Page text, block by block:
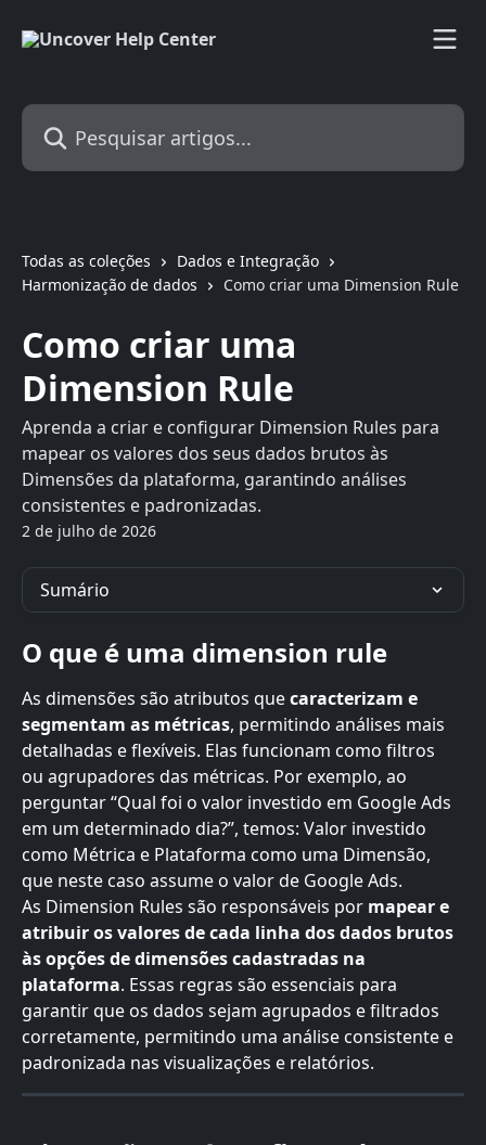
Pesquisar artigos...
Todas as coleções
Dados e Integração
Harmonização de dados
Como criar uma Dimension Rule
Como criar uma
Dimension Rule
Aprenda a criar e configurar Dimension Rules para
mapear os valores dos seus dados brutos às
Dimensões da plataforma, garantindo análises
consistentes e padronizadas.
2 de julho de 2026
Sumário
O que é uma dimension rule
As dimensões são atributos que caracterizam e
segmentam as métricas, permitindo análises mais
detalhadas e flexíveis. Elas funcionam como filtros
ou agrupadores das métricas. Por exemplo, ao
perguntar “Qual foi o valor investido em Google Ads
em um determinado dia?”, temos: Valor investido
como Métrica e Plataforma como uma Dimensão,
que neste caso assume o valor de Google Ads.
As Dimension Rules são responsáveis por mapear e
atribuir os valores de cada linha dos dados brutos
às opções de dimensões cadastradas na
plataforma. Essas regras são essenciais para
garantir que os dados sejam agrupados e filtrados
corretamente, permitindo uma análise consistente e
padronizada nas visualizações e relatórios.